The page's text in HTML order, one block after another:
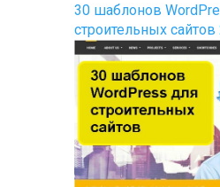
30 шаблонов
строительных сайтов